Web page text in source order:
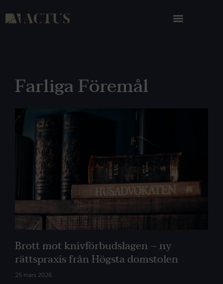
Farliga Föremål
Brott mot knivförbudslagen – ny
rättspraxis från Högsta domstolen
25 mars 2026